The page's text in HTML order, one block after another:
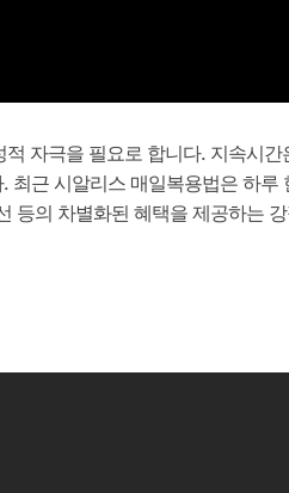
자극을 필요로 합니다. 지속시
근 시알리스 매일복용법은 하루
등의 차별화된 혜택을 제공하는